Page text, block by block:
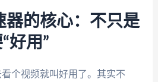
器的核心：不只是
好用”
个视频就叫好用了。其实不